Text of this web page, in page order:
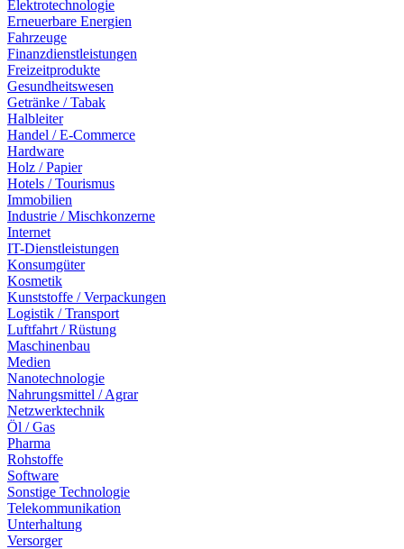
Elektrotechnologie
Erneuerbare Energien
Fahrzeuge
Finanzdienstleistungen
Freizeitprodukte
Gesundheitswesen
Getränke / Tabak
Halbleiter
Handel / E-Commerce
Hardware
Holz / Papier
Hotels / Tourismus
Immobilien
Industrie / Mischkonzerne
Internet
IT-Dienstleistungen
Konsumgüter
Kosmetik
Kunststoffe / Verpackungen
Logistik / Transport
Luftfahrt / Rüstung
Maschinenbau
Medien
Nanotechnologie
Nahrungsmittel / Agrar
Netzwerktechnik
Öl / Gas
Pharma
Rohstoffe
Software
Sonstige Technologie
Telekommunikation
Unterhaltung
Versorger